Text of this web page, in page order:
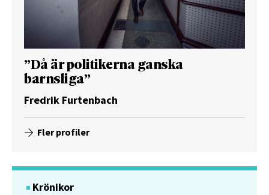
”Då är politikerna ganska
barnsliga”
Fredrik Furtenbach
Fler profiler
Krönikor